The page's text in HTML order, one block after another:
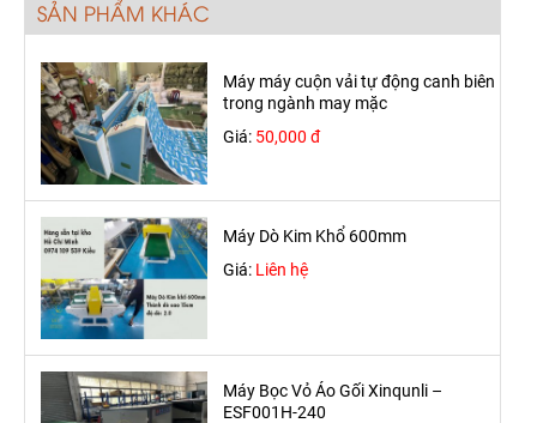
SẢN PHẨM KHÁC
Máy máy cuộn vải tự động canh biên
trong ngành may mặc
Giá: 50,000 đ
Máy Dò Kim Khổ 600mm
Giá: Liên hệ
Máy Bọc Vỏ Áo Gối Xinqunli –
ESF001H-240